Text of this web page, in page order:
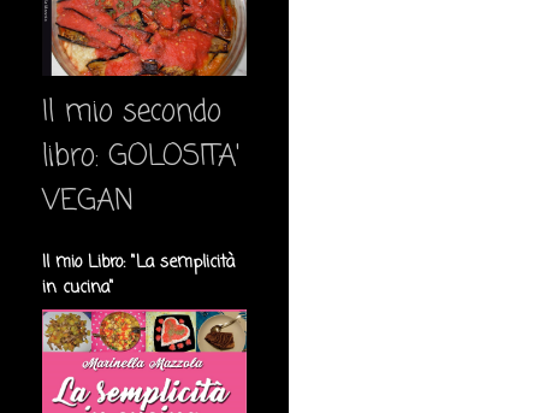
Il mio secondo
libro: GOLOSITA'
VEGAN
Il mio Libro: "La semplicità
in cucina"